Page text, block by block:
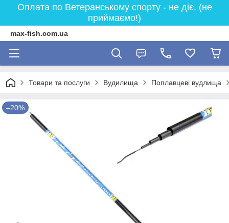
Оплата по Ветеранському спорту - не діє. (не
приймаємо!)
max-fish.com.ua
Товари та послуги Вудилища Поплавцеві вудлища
–20%